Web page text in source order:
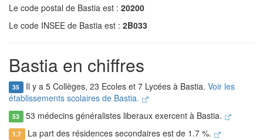
Le code postal de Bastia est : 20200
Le code INSEE de Bastia est : 2B033
Bastia en chiffres
35 Il y a 5 Collèges, 23 Ecoles et 7 Lycées à Bastia. Voir les
établissements scolaires de Bastia.
53 53 médecins généralistes liberaux exercent à Bastia.
1.7 La part des résidences secondaires est de 1.7 %.